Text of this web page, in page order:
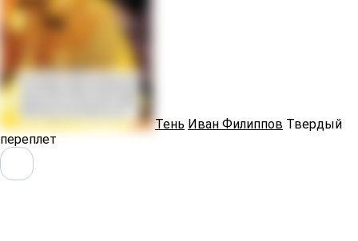
Тень Иван Филиппов Твердый
переплет